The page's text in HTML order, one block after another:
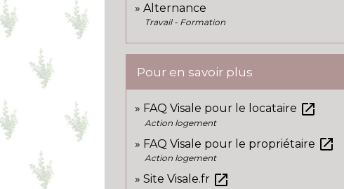
Alternance
Travail - Formation
Pour en savoir plus
FAQ Visale pour le locataire open_in_new
Action logement
FAQ Visale pour le propriétaire open_in_new
Action logement
Site Visale.fr open_in_new